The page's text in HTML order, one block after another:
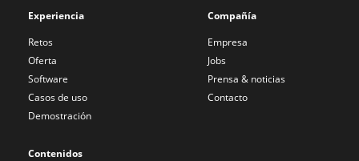
Experiencia
Retos
Oferta
Software
Casos de uso
Demostración
Compañía
Empresa
Jobs
Prensa & noticias
Contacto
Contenidos